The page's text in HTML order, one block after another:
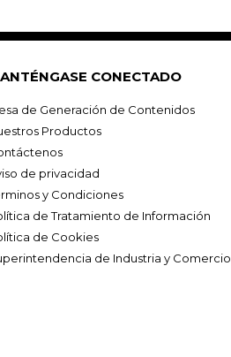
CONECTADO
de Generación de Contenidos
Productos
de privacidad
y Condiciones
de Tratamiento de Información
de Cookies
de Industria y Comercio